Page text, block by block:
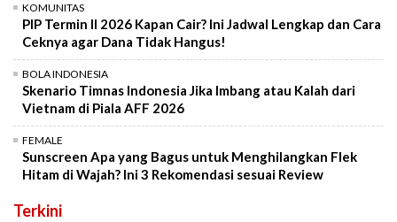
KOMUNITAS
PIP Termin II 2026 Kapan Cair? Ini Jadwal Lengkap dan Cara
Ceknya agar Dana Tidak Hangus!
BOLA INDONESIA
Skenario Timnas Indonesia Jika Imbang atau Kalah dari
Vietnam di Piala AFF 2026
FEMALE
Sunscreen Apa yang Bagus untuk Menghilangkan Flek
Hitam di Wajah? Ini 3 Rekomendasi sesuai Review
Terkini